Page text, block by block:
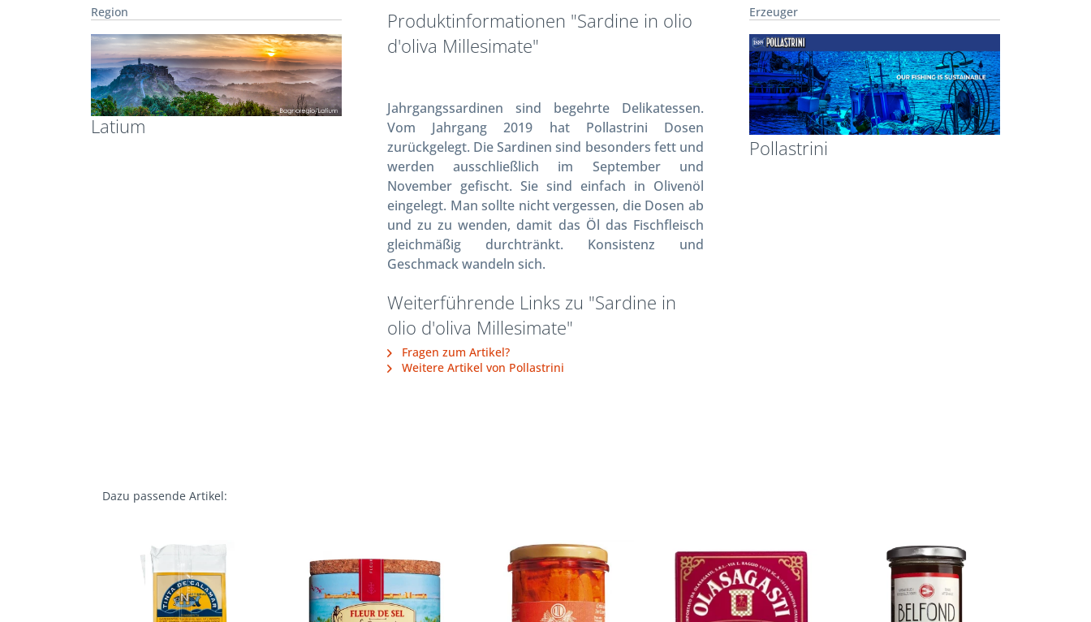
Region
Latium
Produktinformationen "Sardine in olio
d'oliva Millesimate"
Jahrgangssardinen sind begehrte Delikatessen.
Vom Jahrgang 2019 hat Pollastrini Dosen
zurückgelegt. Die Sardinen sind besonders fett und
werden ausschließlich im September und
November gefischt. Sie sind einfach in Olivenöl
eingelegt. Man sollte nicht vergessen, die Dosen ab
und zu zu wenden, damit das Öl das Fischfleisch
gleichmäßig durchtränkt. Konsistenz und
Geschmack wandeln sich.
Weiterführende Links zu "Sardine in
olio d'oliva Millesimate"
Fragen zum Artikel?
Weitere Artikel von Pollastrini
Erzeuger
Pollastrini
Dazu passende Artikel: